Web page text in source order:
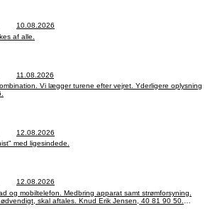
10.08.2026
af alle.
11.08.2026
Vi lægger turene efter vejret. Yderligere oplysning
12.08.2026
med ligesindede.
12.08.2026
og mobiltelefon. Medbring apparat samt strømforsyning.
skal aftales. Knud Erik Jensen, 40 81 90 50.
Hollender Nielsen, 40 44 08 00